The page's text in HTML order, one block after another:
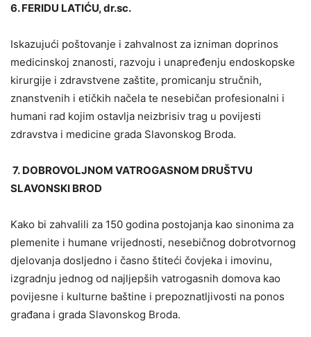
6. FERIDU LATIĆU, dr.sc.
Iskazujući poštovanje i zahvalnost za izniman doprinos
medicinskoj znanosti, razvoju i unapređenju endoskopske
kirurgije i zdravstvene zaštite, promicanju stručnih,
znanstvenih i etičkih načela te nesebičan profesionalni i
humani rad kojim ostavlja neizbrisiv trag u povijesti
zdravstva i medicine grada Slavonskog Broda.
7. DOBROVOLJNOM VATROGASNOM DRUŠTVU
SLAVONSKI BROD
Kako bi zahvalili za 150 godina postojanja kao sinonima za
plemenite i humane vrijednosti, nesebičnog dobrotvornog
djelovanja dosljedno i časno štiteći čovjeka i imovinu,
izgradnju jednog od najljepših vatrogasnih domova kao
povijesne i kulturne baštine i prepoznatljivosti na ponos
građana i grada Slavonskog Broda.